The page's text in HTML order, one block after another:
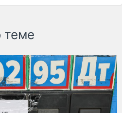
теме